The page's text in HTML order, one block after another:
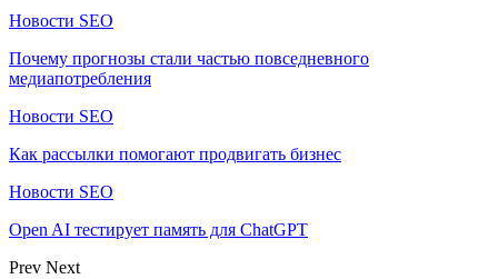
Новости SEO
Почему прогнозы стали частью повседневного
медиапотребления
Новости SEO
Как рассылки помогают продвигать бизнес
Новости SEO
Open AI тестирует память для ChatGPT
Prev Next